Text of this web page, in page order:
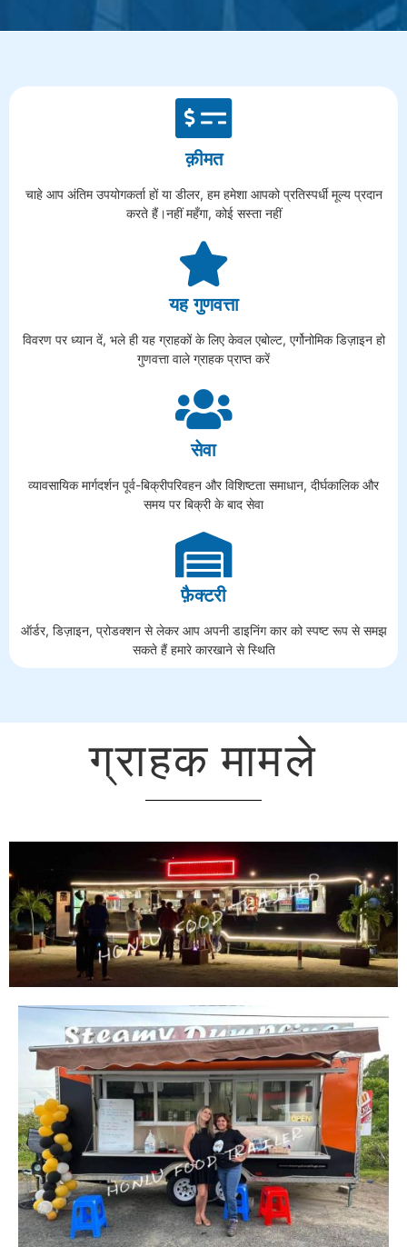
क़ीमत
चाहे आप अंतिम उपयोगकर्ता हों या डीलर, हम हमेशा आपको प्रतिस्पर्धी मूल्य प्रदान
करते हैं।नहीं महँगा, कोई सस्ता नहीं
यह गुणवत्ता
विवरण पर ध्यान दें, भले ही यह ग्राहकों के लिए केवल एबोल्ट, एर्गोनोमिक डिज़ाइन हो
गुणवत्ता वाले ग्राहक प्राप्त करें
सेवा
व्यावसायिक मार्गदर्शन पूर्व-बिक्रीपरिवहन और विशिष्टता समाधान, दीर्घकालिक और
समय पर बिक्री के बाद सेवा
फ़ैक्टरी
ऑर्डर, डिज़ाइन, प्रोडक्शन से लेकर आप अपनी डाइनिंग कार को स्पष्ट रूप से समझ
सकते हैं हमारे कारखाने से स्थिति
ग्राहक मामले